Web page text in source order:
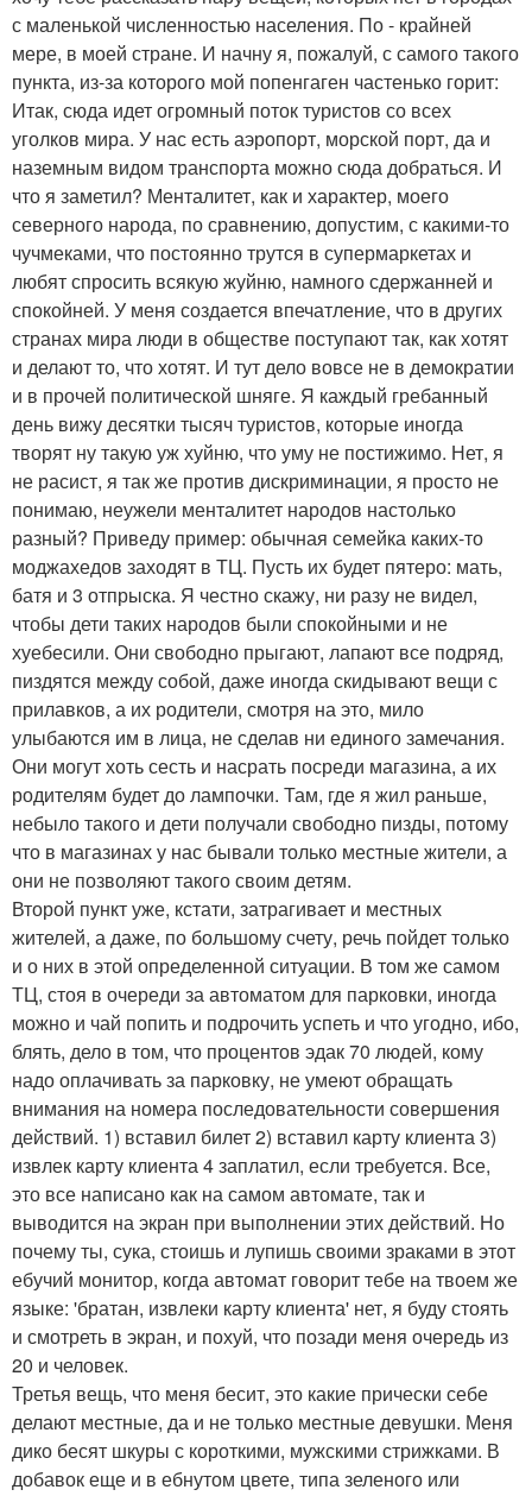
с маленькой численностью населения. По - крайней
мере, в моей стране. И начну я, пожалуй, с самого такого
пункта, из-за которого мой попенгаген частенько горит:
Итак, сюда идет огромный поток туристов со всех
уголков мира. У нас есть аэропорт, морской порт, да и
наземным видом транспорта можно сюда добраться. И
что я заметил? Менталитет, как и характер, моего
северного народа, по сравнению, допустим, с какими-то
чучмеками, что постоянно трутся в супермаркетах и
любят спросить всякую жуйню, намного сдержанней и
спокойней. У меня создается впечатление, что в других
странах мира люди в обществе поступают так, как хотят
и делают то, что хотят. И тут дело вовсе не в демократии
и в прочей политической шняге. Я каждый гребанный
день вижу десятки тысяч туристов, которые иногда
творят ну такую уж хуйню, что уму не постижимо. Нет, я
не расист, я так же против дискриминации, я просто не
понимаю, неужели менталитет народов настолько
разный? Приведу пример: обычная семейка каких-то
моджахедов заходят в ТЦ. Пусть их будет пятеро: мать,
батя и 3 отпрыска. Я честно скажу, ни разу не видел,
чтобы дети таких народов были спокойными и не
хуебесили. Они свободно прыгают, лапают все подряд,
пиздятся между собой, даже иногда скидывают вещи с
прилавков, а их родители, смотря на это, мило
улыбаются им в лица, не сделав ни единого замечания.
Они могут хоть сесть и насрать посреди магазина, а их
родителям будет до лампочки. Там, где я жил раньше,
небыло такого и дети получали свободно пизды, потому
что в магазинах у нас бывали только местные жители, а
они не позволяют такого своим детям.
Второй пункт уже, кстати, затрагивает и местных
жителей, а даже, по большому счету, речь пойдет только
и о них в этой определенной ситуации. В том же самом
ТЦ, стоя в очереди за автоматом для парковки, иногда
можно и чай попить и подрочить успеть и что угодно, ибо,
блять, дело в том, что процентов эдак 70 людей, кому
надо оплачивать за парковку, не умеют обращать
внимания на номера последовательности совершения
действий. 1) вставил билет 2) вставил карту клиента 3)
извлек карту клиента 4 заплатил, если требуется. Все,
это все написано как на самом автомате, так и
выводится на экран при выполнении этих действий. Но
почему ты, сука, стоишь и лупишь своими зраками в этот
ебучий монитор, когда автомат говорит тебе на твоем же
языке: 'братан, извлеки карту клиента' нет, я буду стоять
и смотреть в экран, и похуй, что позади меня очередь из
20 и человек.
Третья вещь, что меня бесит, это какие прически себе
делают местные, да и не только местные девушки. Меня
дико бесят шкуры с короткими, мужскими стрижками. В
добавок еще и в ебнутом цвете, типа зеленого или